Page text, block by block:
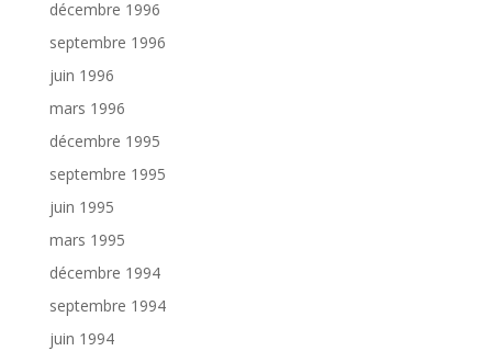
décembre 1996
septembre 1996
juin 1996
mars 1996
décembre 1995
septembre 1995
juin 1995
mars 1995
décembre 1994
septembre 1994
juin 1994